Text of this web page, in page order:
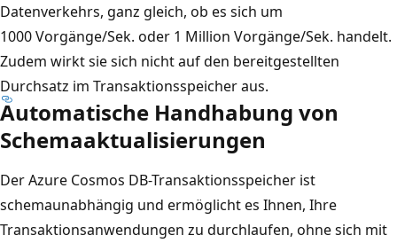
Datenverkehrs, ganz gleich, ob es sich um
1000 Vorgänge/Sek. oder 1 Million Vorgänge/Sek. handelt.
Zudem wirkt sie sich nicht auf den bereitgestellten
Durchsatz im Transaktionsspeicher aus.
Automatische Handhabung von
Schemaaktualisierungen
Der Azure Cosmos DB-Transaktionsspeicher ist
schemaunabhängig und ermöglicht es Ihnen, Ihre
Transaktionsanwendungen zu durchlaufen, ohne sich mit